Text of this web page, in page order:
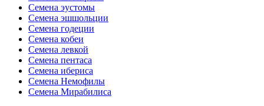
Семена эустомы
Семена эшшольции
Семена годеции
Семена кобеи
Семена левкой
Семена пентаса
Семена ибериса
Семена Немофилы
Семена Мирабилиса